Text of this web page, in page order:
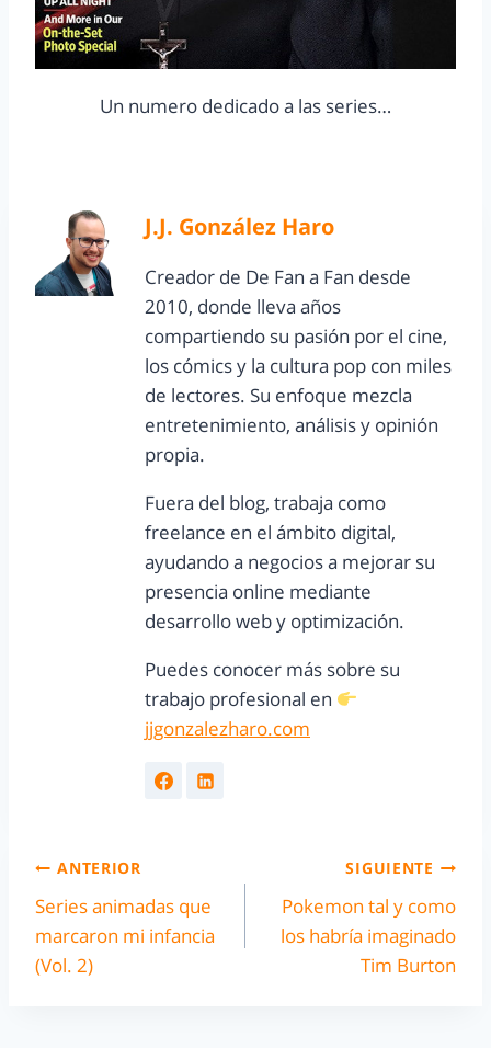
Un numero dedicado a las series…
J.J. González Haro
Creador de De Fan a Fan desde
2010, donde lleva años
compartiendo su pasión por el cine,
los cómics y la cultura pop con miles
de lectores. Su enfoque mezcla
entretenimiento, análisis y opinión
propia.
Fuera del blog, trabaja como
freelance en el ámbito digital,
ayudando a negocios a mejorar su
presencia online mediante
desarrollo web y optimización.
Puedes conocer más sobre su
trabajo profesional en
jjgonzalezharo.com
ANTERIOR
Series animadas que
marcaron mi infancia
(Vol. 2)
SIGUIENTE
Pokemon tal y como
los habría imaginado
Tim Burton